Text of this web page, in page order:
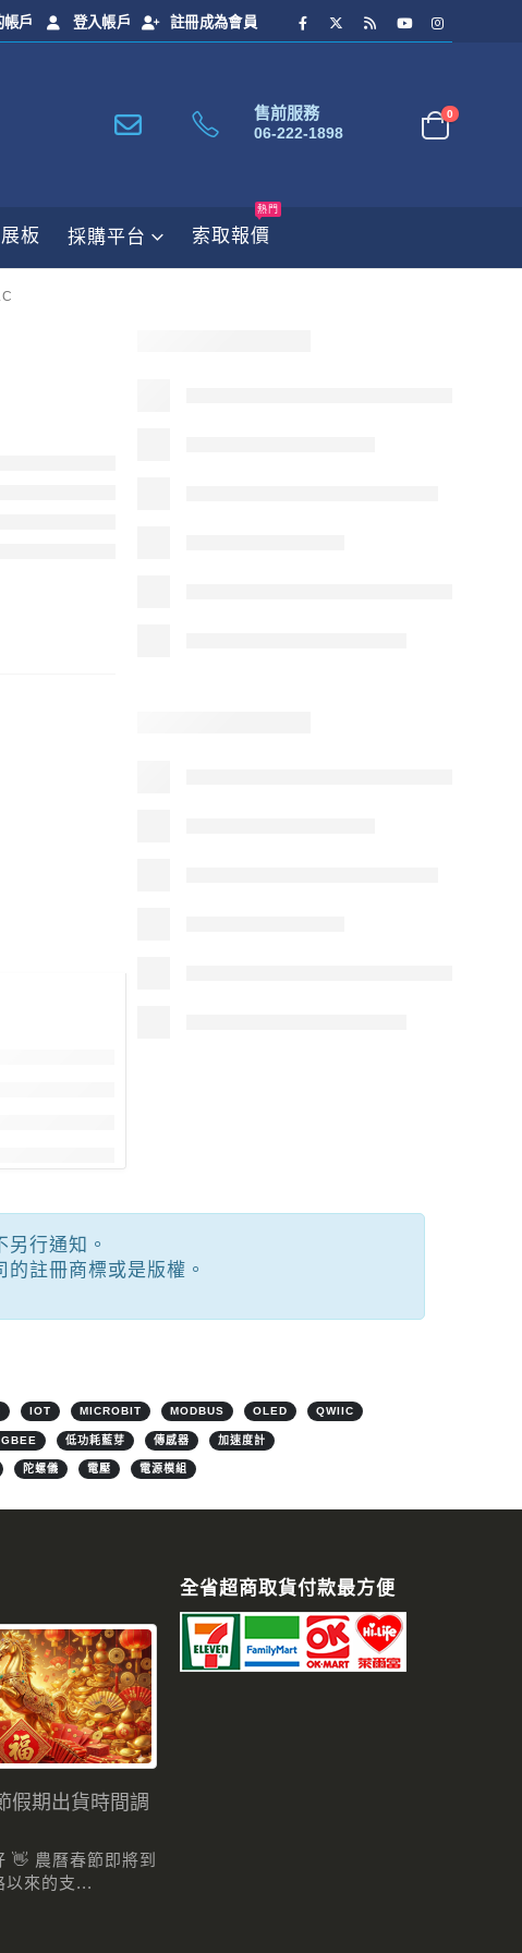
帳戶 登入帳戶 註冊成為會員
售前服務
06-222-1898
0
板 採購平台 索取報價
熱門
行通知。
註冊商標或是版權。
IOT MICROBIT MODBUS OLED QWIIC
低功耗藍芽 傳感器 加速度計
陀螺儀 電壓 電源模組
假期出貨時間調
👋 農曆春節即將到
以來的支...
全省超商取貨付款最方便